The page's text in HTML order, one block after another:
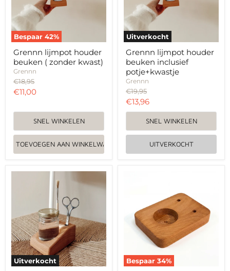
Bespaar 42%
Grennn lijmpot houder
beuken ( zonder kwast)
Grennn
Oorspronkelijke
prijs
€18,95
Huidige
€11,00
SNEL WINKELEN
TOEVOEGEN AAN WINKELWAGEN
Uitverkocht
Grennn lijmpot houder
beuken inclusief
potje+kwastje
Grennn
Oorspronkelijke
prijs
€19,95
Huidige
prijs
€13,96
SNEL WINKELEN
UITVERKOCHT
Uitverkocht
inclusief
potje,kwastje
en
schaartje
Bespaar 34%
edition
beuken
inclusief
potje
kwast)